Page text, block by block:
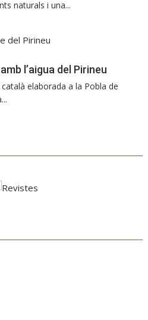
naturals i una...
l’aigua del Pirineu
elaborada a la Pobla de